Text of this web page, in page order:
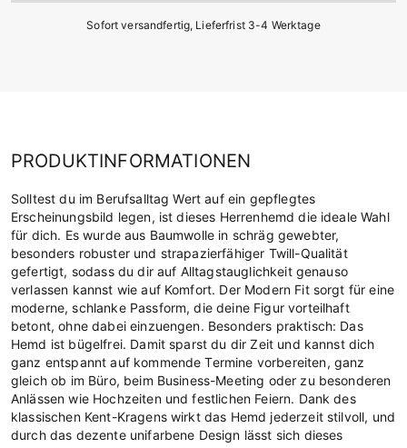
Sofort versandfertig, Lieferfrist 3-4 Werktage
PRODUKTINFORMATIONEN
Solltest du im Berufsalltag Wert auf ein gepflegtes
Erscheinungsbild legen, ist dieses Herrenhemd die ideale Wahl
für dich. Es wurde aus Baumwolle in schräg gewebter,
besonders robuster und strapazierfähiger Twill-Qualität
gefertigt, sodass du dir auf Alltagstauglichkeit genauso
verlassen kannst wie auf Komfort. Der Modern Fit sorgt für eine
moderne, schlanke Passform, die deine Figur vorteilhaft
betont, ohne dabei einzuengen. Besonders praktisch: Das
Hemd ist bügelfrei. Damit sparst du dir Zeit und kannst dich
ganz entspannt auf kommende Termine vorbereiten, ganz
gleich ob im Büro, beim Business-Meeting oder zu besonderen
Anlässen wie Hochzeiten und festlichen Feiern. Dank des
klassischen Kent-Kragens wirkt das Hemd jederzeit stilvoll, und
durch das dezente unifarbene Design lässt sich dieses